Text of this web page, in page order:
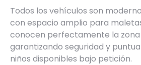
Todos los vehículos son
con espacio amplio para
conocen perfectamente la zona
garantizando seguridad y
niños disponibles bajo petición.